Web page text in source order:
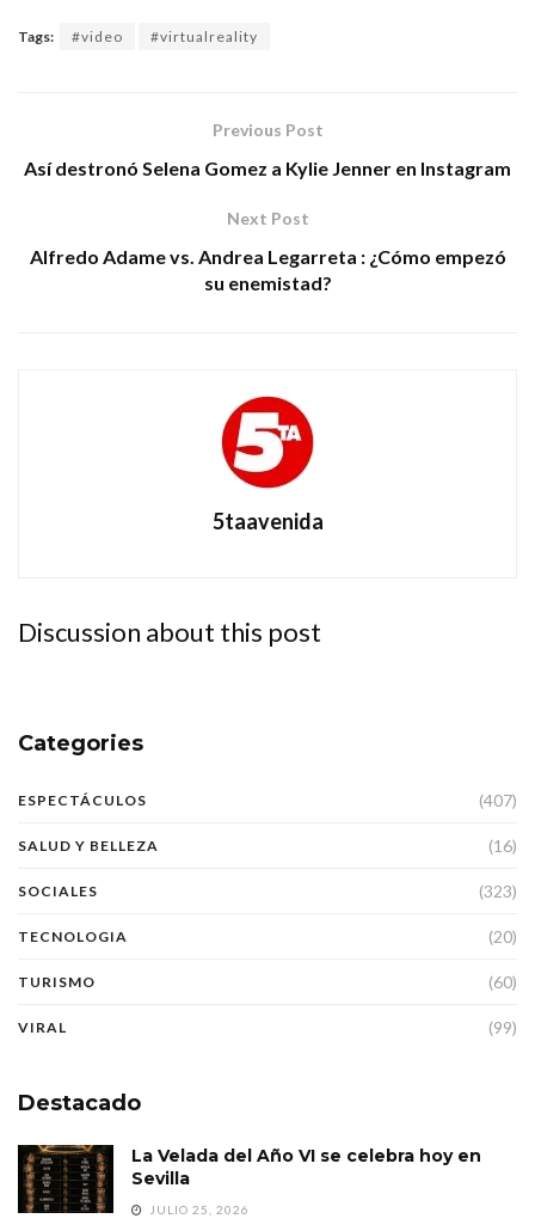
Tags: #video #virtualreality
Previous Post
Así destronó Selena Gomez a Kylie Jenner en Instagram
Next Post
Alfredo Adame vs. Andrea Legarreta : ¿Cómo empezó
su enemistad?
5taavenida
Discussion about this post
Categories
ESPECTÁCULOS (407)
SALUD Y BELLEZA (16)
SOCIALES (323)
TECNOLOGIA (20)
TURISMO (60)
VIRAL (99)
Destacado
La Velada del Año VI se celebra hoy en
Sevilla
JULIO 25, 2026